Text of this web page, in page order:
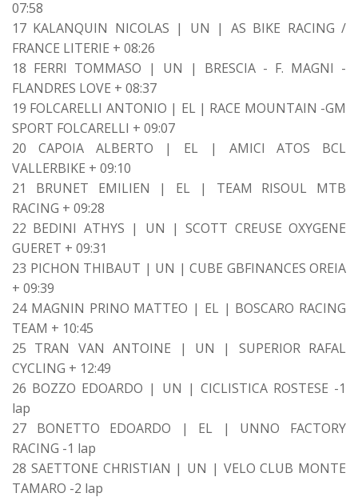
07:58
17 KALANQUIN NICOLAS | UN | AS BIKE RACING /
FRANCE LITERIE + 08:26
18 FERRI TOMMASO | UN | BRESCIA - F. MAGNI -
FLANDRES LOVE + 08:37
19 FOLCARELLI ANTONIO | EL | RACE MOUNTAIN -GM
SPORT FOLCARELLI + 09:07
20 CAPOIA ALBERTO | EL | AMICI ATOS BCL
VALLERBIKE + 09:10
21 BRUNET EMILIEN | EL | TEAM RISOUL MTB
RACING + 09:28
22 BEDINI ATHYS | UN | SCOTT CREUSE OXYGENE
GUERET + 09:31
23 PICHON THIBAUT | UN | CUBE GBFINANCES OREIA
+ 09:39
24 MAGNIN PRINO MATTEO | EL | BOSCARO RACING
TEAM + 10:45
25 TRAN VAN ANTOINE | UN | SUPERIOR RAFAL
CYCLING + 12:49
26 BOZZO EDOARDO | UN | CICLISTICA ROSTESE -1
lap
27 BONETTO EDOARDO | EL | UNNO FACTORY
RACING -1 lap
28 SAETTONE CHRISTIAN | UN | VELO CLUB MONTE
TAMARO -2 lap